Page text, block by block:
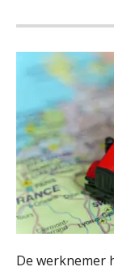
De werknemer